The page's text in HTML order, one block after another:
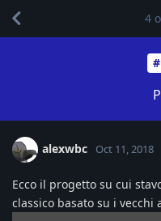
4
alexwbc Oct 11, 2018
Ecco il progetto su cui
classico basato su i vecchi